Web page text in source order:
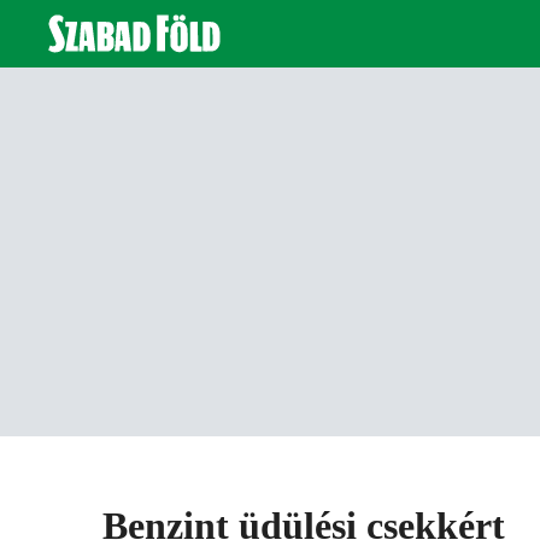
Benzint üdülési csekkért